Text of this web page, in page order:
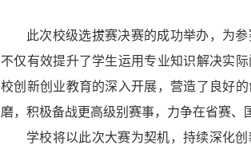
此次校级选拔赛决赛的成功举办，为
不仅有效提升了学生运用专业知识解决实
校创新创业教育的深入开展，营造了良好
磨，积极备战更高级别赛事，力争在省赛、
学校将以此次大赛为契机，持续深化